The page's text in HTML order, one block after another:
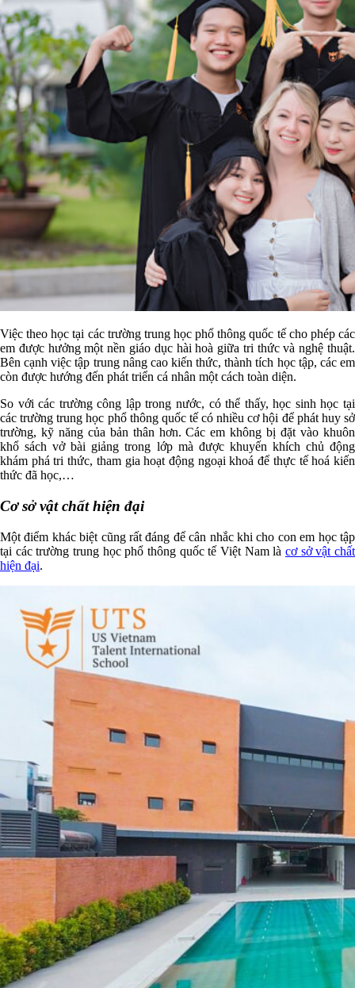
Việc theo học tại các trường trung học phổ thông quốc tế cho phép các
em được hưởng một nền giáo dục hài hoà giữa tri thức và nghệ thuật.
Bên cạnh việc tập trung nâng cao kiến thức, thành tích học tập, các em
còn được hướng đến phát triển cá nhân một cách toàn diện.
So với các trường công lập trong nước, có thể thấy, học sinh học tại
các trường trung học phổ thông quốc tế có nhiều cơ hội để phát huy sở
trường, kỹ năng của bản thân hơn. Các em không bị đặt vào khuôn
khổ sách vở bài giảng trong lớp mà được khuyến khích chủ động
khám phá tri thức, tham gia hoạt động ngoại khoá để thực tế hoá kiến
thức đã học,…
Cơ sở vật chất hiện đại
Một điểm khác biệt cũng rất đáng để cân nhắc khi cho con em học tập
tại các trường trung học phổ thông quốc tế Việt Nam là cơ sở vật chất
hiện đại.